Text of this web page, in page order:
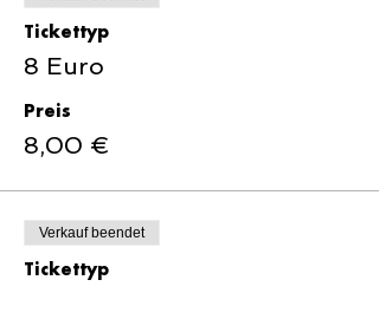
Tickettyp
8 Euro
Preis
8,00 €
Verkauf beendet
Tickettyp